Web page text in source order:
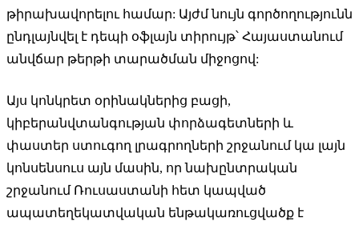
թիրախավորելու համար: Այժմ նույն գործողությունն
ընդլայնվել է դեպի օֆլայն տիրույթ՝ Հայաստանում
անվճար թերթի տարածման միջոցով:
Այս կոնկրետ օրինակներից բացի,
կիբերանվտանգության փորձագետների և
փաստեր ստուգող լրագրողների շրջանում կա լայն
կոնսենսուս այն մասին, որ նախընտրական
շրջանում Ռուսաստանի հետ կապված
ապատեղեկատվական ենթակառուցվածք է